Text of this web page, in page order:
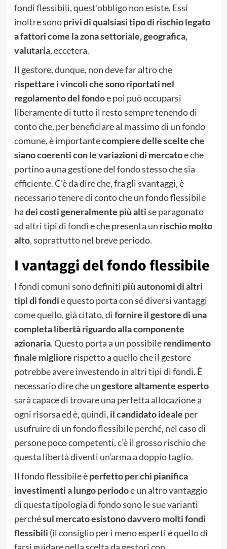
fondi flessibili, quest’obbligo non esiste. Essi
inoltre sonoprivi di qualsiasi tipo di rischio legato
a fattori come la zona settoriale, geografica,
valutaria, eccetera.
Il gestore, dunque, non deve far altro che
rispettare i vincoli che sono riportati nel
regolamento del fondoe poi può occuparsi
liberamente di tutto il resto sempre tenendo di
conto che, per beneficiare al massimo di un fondo
comune, è importantecompiere delle scelte che
siano coerenti con le variazioni di mercatoe che
portino a una gestione del fondo stesso che sia
efficiente. C’è da dire che, fra gli svantaggi, è
necessario tenere di conto che un fondo flessibile
hadei costi generalmente più altise paragonato
ad altri tipi di fondi e che presenta un rischio molto
alto, soprattutto nel breve periodo.
I vantaggi del fondo flessibile
I fondi comuni sono definiti più autonomi di altri
tipi di fondie questo porta con sé diversi vantaggi
come quello, già citato, difornire il gestore di una
completa libertà riguardo alla componente
azionaria. Questo porta a un possibilerendimento
finale migliore rispetto a quello che il gestore
potrebbe avere investendo in altri tipi di fondi. È
necessario dire che ungestore altamente esperto
sarà capace di trovare una perfetta allocazione a
ogni risorsa ed è, quindi, il candidato ideale per
usufruire di un fondo flessibile perché, nel caso di
persone poco competenti, c’è il grosso rischio che
questa libertà diventi un’arma a doppio taglio.
Il fondo flessibile èperfetto per chi pianifica
investimenti a lungo periodoe un altro vantaggio
di questa tipologia di fondo sono le sue varianti
perchésul mercato esistono davvero molti fondi
flessibili (il consiglio per i meno esperti è quello di